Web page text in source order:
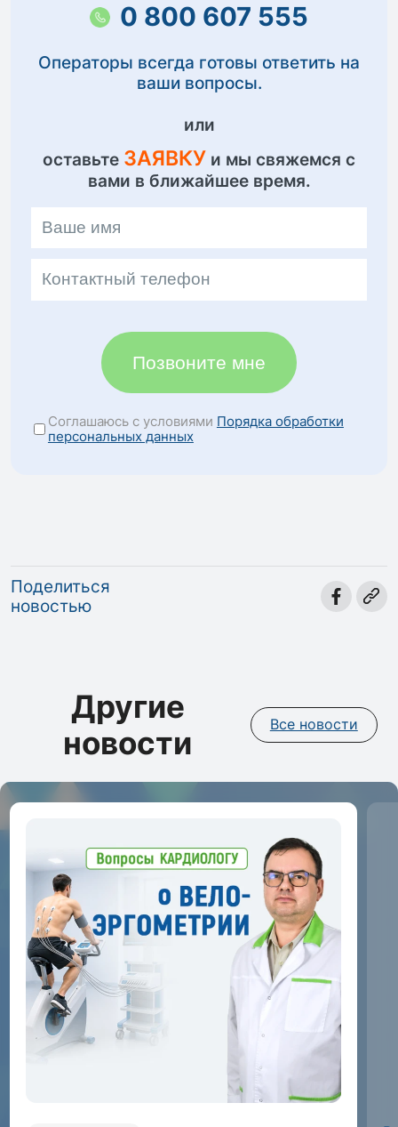
0 800 607 555
Операторы всегда готовы ответить на
ваши вопросы.
или
оставьте ЗАЯВКУ и мы свяжемся с
вами в ближайшее время.
Позвоните мне
Соглашаюсь с условиями Порядка обработки
персональных данных
Поделиться
новостью
Другие
новости
Все новости